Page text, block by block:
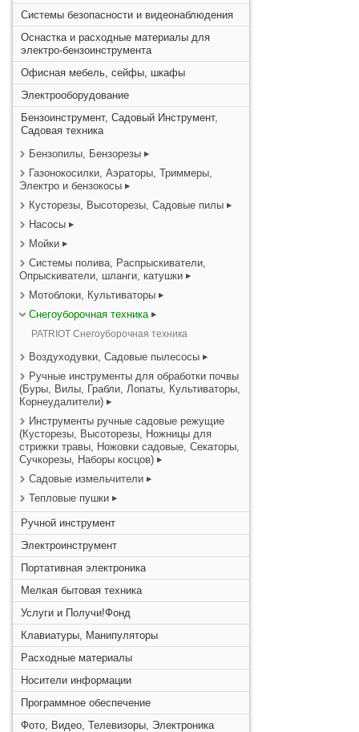
Системы безопасности и видеонаблюдения
Оснастка и расходные материалы для
электро-бензоинструмента
Офисная мебель, сейфы, шкафы
Электрооборудование
Бензоинструмент, Садовый Инструмент,
Садовая техника
Бензопилы, Бензорезы
Газонокосилки, Аэраторы, Триммеры,
Электро и бензокосы
Кусторезы, Высоторезы, Садовые пилы
Насосы
Мойки
Системы полива, Распрыскиватели,
Опрыскиватели, шланги, катушки
Мотоблоки, Культиваторы
Снегоуборочная техника
PATRIOT Снегоуборочная техника
Воздуходувки, Садовые пылесосы
Ручные инструменты для обработки почвы
(Буры, Вилы, Грабли, Лопаты, Культиваторы,
Корнеудалители)
Инструменты ручные садовые режущие
(Кусторезы, Высоторезы, Ножницы для
стрижки травы, Ножовки садовые, Секаторы,
Сучкорезы, Наборы косцов)
Садовые измельчители
Тепловые пушки
Ручной инструмент
Электроинструмент
Портативная электроника
Мелкая бытовая техника
Услуги и Получи!Фонд
Клавиатуры, Манипуляторы
Расходные материалы
Носители информации
Программное обеспечение
Фото, Видео, Телевизоры, Электроника